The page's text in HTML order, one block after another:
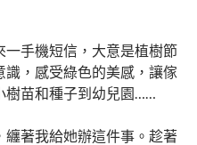
一手機短信，大意是植樹節
，感受綠色的美感，讓傢
樹苗和種子到幼兒園……
著我給她辦這件事。趁著